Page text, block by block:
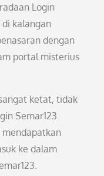
Login
di kalangan
dengan
portal misterius
ketat, tidak
Semar123.
ke dalam